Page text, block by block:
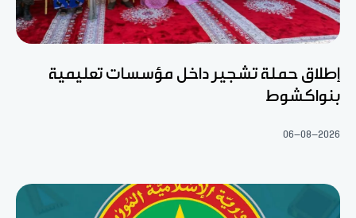
إطلاق حملة تشجير داخل مؤسسات تعليمية
بنواكشوط
06-08-2026